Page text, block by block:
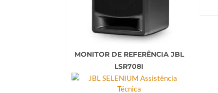
MONITOR DE REFERÊNCIA JBL
LSR708I